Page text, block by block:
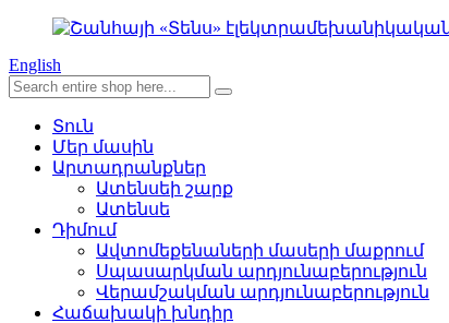
English
Տուն
Մեր մասին
Արտադրանքներ
Ատենսեի շարք
Ատենսե
Դիմում
Ավտոմեքենաների մասերի մաքրում
Սպասարկման արդյունաբերություն
Վերամշակման արդյունաբերություն
Հաճախակի խնդիր